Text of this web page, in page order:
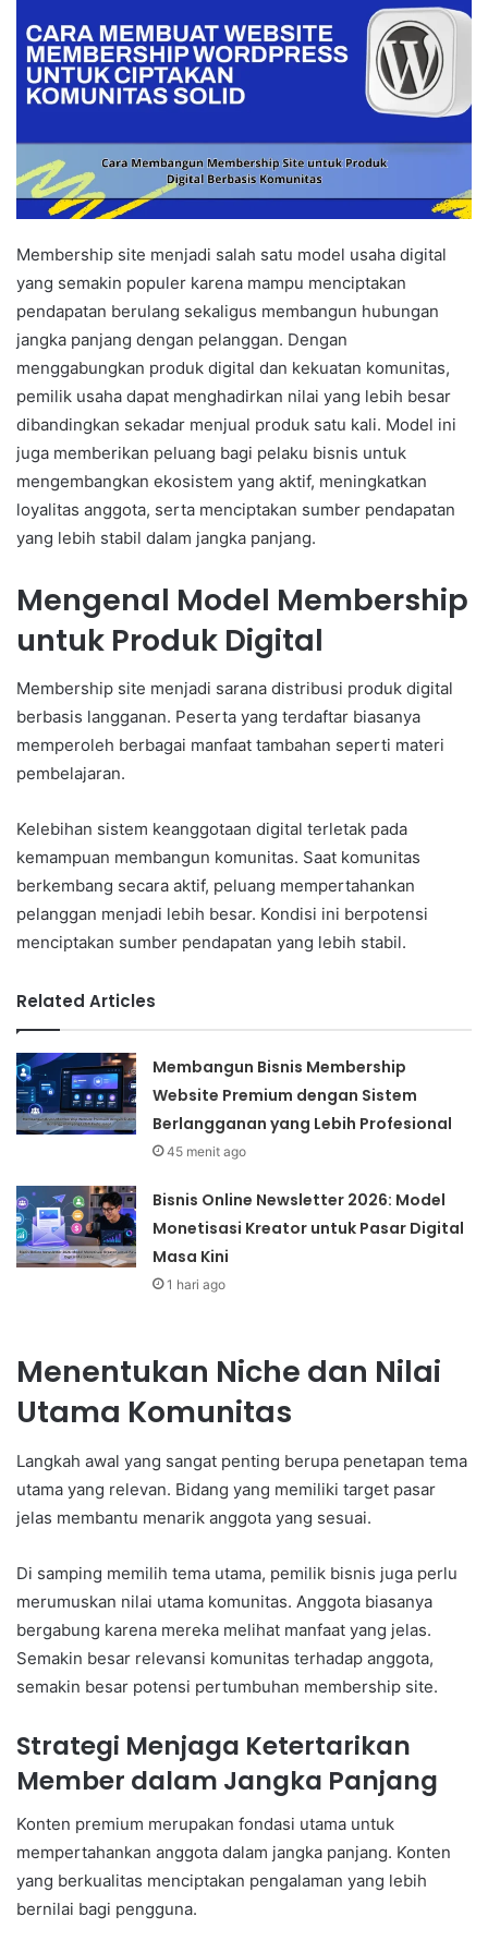
Membership site menjadi salah satu model usaha digital
yang semakin populer karena mampu menciptakan
pendapatan berulang sekaligus membangun hubungan
jangka panjang dengan pelanggan. Dengan
menggabungkan produk digital dan kekuatan komunitas,
pemilik usaha dapat menghadirkan nilai yang lebih besar
dibandingkan sekadar menjual produk satu kali. Model ini
juga memberikan peluang bagi pelaku bisnis untuk
mengembangkan ekosistem yang aktif, meningkatkan
loyalitas anggota, serta menciptakan sumber pendapatan
yang lebih stabil dalam jangka panjang.
Mengenal Model Membership
untuk Produk Digital
Membership site menjadi sarana distribusi produk digital
berbasis langganan. Peserta yang terdaftar biasanya
memperoleh berbagai manfaat tambahan seperti materi
pembelajaran.
Kelebihan sistem keanggotaan digital terletak pada
kemampuan membangun komunitas. Saat komunitas
berkembang secara aktif, peluang mempertahankan
pelanggan menjadi lebih besar. Kondisi ini berpotensi
menciptakan sumber pendapatan yang lebih stabil.
Related Articles
Membangun Bisnis Membership
Website Premium dengan Sistem
Berlangganan yang Lebih Profesional
45 menit ago
Bisnis Online Newsletter 2026: Model
Monetisasi Kreator untuk Pasar Digital
Masa Kini
1 hari ago
Menentukan Niche dan Nilai
Utama Komunitas
Langkah awal yang sangat penting berupa penetapan tema
utama yang relevan. Bidang yang memiliki target pasar
jelas membantu menarik anggota yang sesuai.
Di samping memilih tema utama, pemilik bisnis juga perlu
merumuskan nilai utama komunitas. Anggota biasanya
bergabung karena mereka melihat manfaat yang jelas.
Semakin besar relevansi komunitas terhadap anggota,
semakin besar potensi pertumbuhan membership site.
Strategi Menjaga Ketertarikan
Member dalam Jangka Panjang
Konten premium merupakan fondasi utama untuk
mempertahankan anggota dalam jangka panjang. Konten
yang berkualitas menciptakan pengalaman yang lebih
bernilai bagi pengguna.